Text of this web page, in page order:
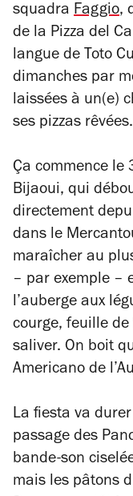
squadra Faggio,
de la Pizza del
langue de Toto
dimanches par
laissées à un(e)
ses pizzas rêvées.
Ça commence le
Bijaoui, qui
directement
dans le
maraîcher au
– par exemple –
l’auberge aux
courge, feuille
saliver. On boit
Americano de
La fiesta va
passage des
bande-son
mais les pâtons